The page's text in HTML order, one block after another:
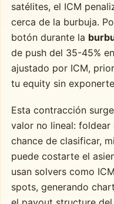
satélites, el ICM
cerca de la burbuja.
botón durante la
de push del 35-45%
ajustado por ICM,
tu equity sin
Esta contracción
valor no lineal: foldear
chance de clasificar,
puede costarte el
usan solvers como
spots, generando